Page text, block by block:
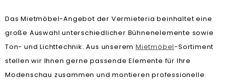
Das Mietmöbel-Angebot der Vermieteria beinhaltet eine
große Auswahl unterschiedlicher Bühnenelemente sowie
Ton- und Lichttechnik. Aus unseremMietmöbel-Sortiment
stellen wir Ihnen gerne passende Elemente für Ihre
Modenschau zusammen und montieren professionelle